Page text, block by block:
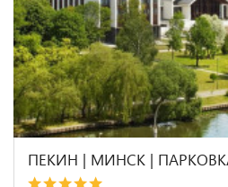
ПЕКИН | МИНСК |